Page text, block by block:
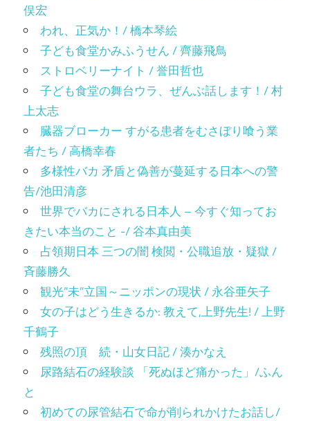
俣宏
われ、正気か！/ 橋本琴絵
子ども食堂かみふうせん / 齊藤飛鳥
ストロベリーナイト / 誉田哲也
子ども食堂の舞台ウラ、ぜんぶ話します！/ 村
上太志
臓器ブローカー すがる患者をむさぼり喰う業
者たち / 高橋幸春
多様性バカ 矛盾と偽善が蔓延する日本への警
告/池田清彦
世界でバカにされる日本人 – 今すぐ知ってお
きたい本当のこと -/ 谷本真由美
占領期日本 三つの闇 検閲・公職追放・疑獄 /
斉藤勝久
観光”未”立国～ニッポンの現状 / 永谷亜矢子
女の子はどう生きるか: 教えて,上野先生! / 上野
千鶴子
残照の頂 続・山女日記 / 湊かなえ
尿路結石の経験談 「死ぬほど痛かった」/ふん
と
初めての尿管結石で命が削られかけたお話し/